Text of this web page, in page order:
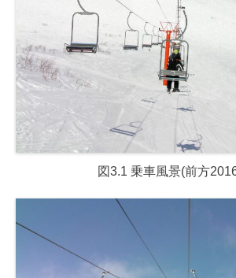
図3.1 乗車風景(前方